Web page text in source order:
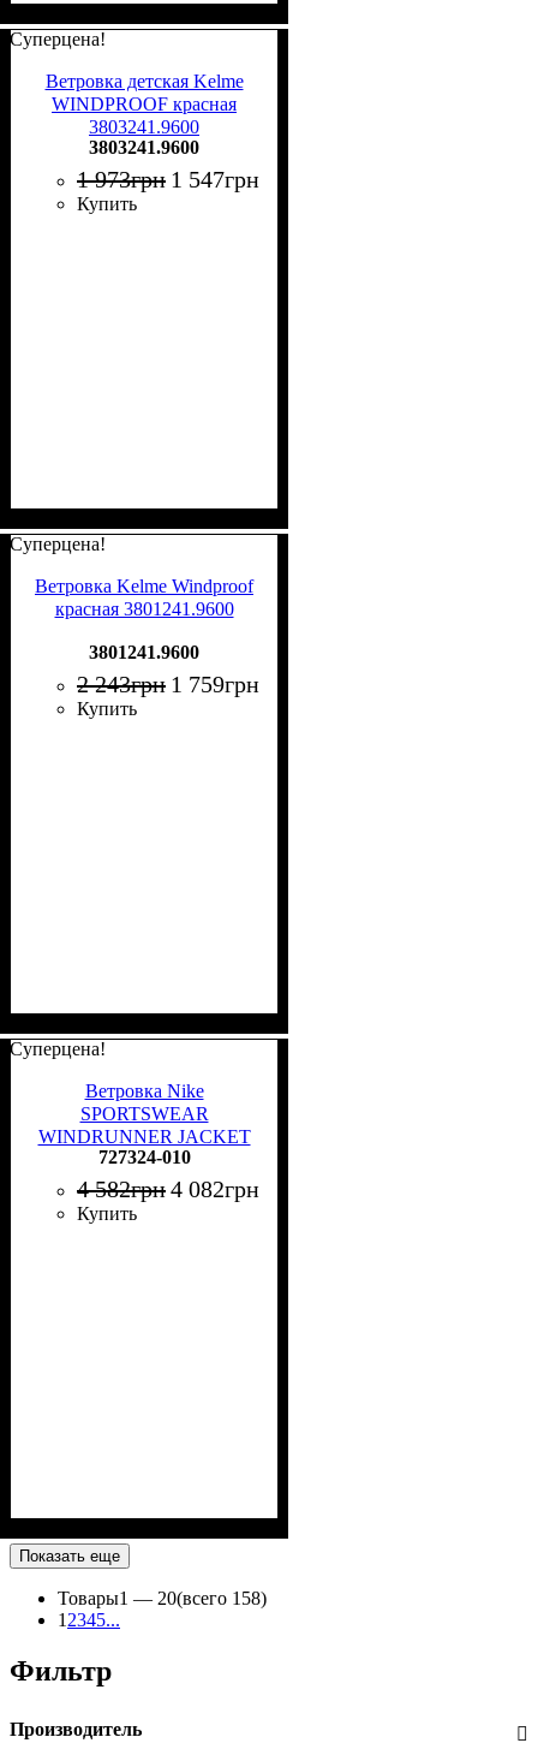
Суперцена!
Ветровка детская Kelme
WINDPROOF красная
3803241.9600
3803241.9600
1 973грн 1 547грн
Купить
Суперцена!
Ветровка Kelme Windproof
красная 3801241.9600
3801241.9600
2 243грн 1 759грн
Купить
Суперцена!
Ветровка Nike
SPORTSWEAR
WINDRUNNER JACKET
черная 727324-010
727324-010
4 582грн4 082грн
Купить
Показать еще
Товары1 — 20(всего 158)
1 2345...
Фильтр
Производитель